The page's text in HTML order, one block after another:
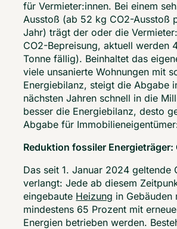
für Vermieter:innen. Bei einem
Ausstoß (ab 52 kg CO2-Ausstoß
Jahr) trägt der oder die
CO2-Bepreisung, aktuell werden
Tonne fällig). Beinhaltet das
viele unsanierte Wohnungen mit
Energiebilanz, steigt die Abgabe
nächsten Jahren schnell in die
besser die Energiebilanz, desto
Abgabe für
Reduktion fossiler Energieträger:
Das seit 1. Januar 2024 geltende
verlangt: Jede ab diesem
eingebaute Heizung in Gebäuden
mindestens 65 Prozent mit
Energien betrieben werden.